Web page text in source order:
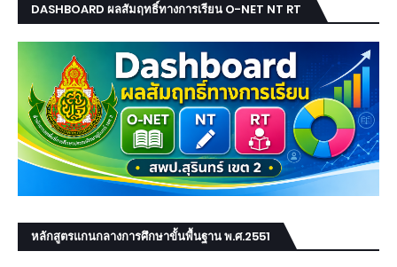
DASHBOARD ผลสัมฤทธิ์ทางการเรียน O-NET NT RT
หลักสูตรแกนกลางการศึกษาขั้นพื้นฐาน พ.ศ.2551